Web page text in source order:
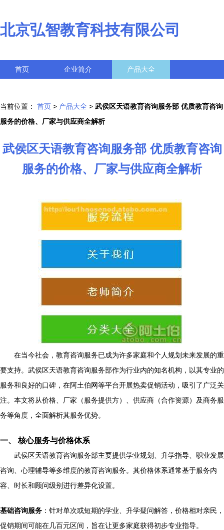
北京弘智教育科技有限公司
首页 企业简介 产品大全
当前位置： 首页 > 产品大全 > 武侯区天语教育咨询服务部 优质教育咨询
服务的价格、厂家与供应商全解析
武侯区天语教育咨询服务部 优质教育咨询
服务的价格、厂家与供应商全解析
在当今社会，教育咨询服务已成为许多家庭和个人规划未来发展的重
要支持。武侯区天语教育咨询服务部作为行业内的知名机构，以其专业的
服务和良好的口碑，在阿土伯网等平台开展热卖促销活动，吸引了广泛关
注。本文将从价格、厂家（服务提供方）、供应商（合作资源）及商务服
务等角度，全面解析其服务优势。
一、 核心服务与价格体系
武侯区天语教育咨询服务部主要提供学业规划、升学指导、职业发展
咨询、心理辅导等多维度的教育咨询服务。其价格体系通常基于服务内
容、时长和顾问级别进行差异化设置。
基础咨询服务 ：针对单次或短期的学业、升学疑问解答，价格相对亲民，
促销期间可能在几百元区间，旨在让更多家庭获得初步专业指导。